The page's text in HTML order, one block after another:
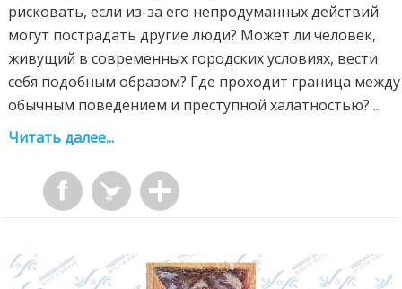
рисковать, если из-за его непродуманных действий
могут пострадать другие люди? Может ли человек,
живущий в современных городских условиях, вести
себя подобным образом? Где проходит граница между
обычным поведением и преступной халатностью? ...
Читать далее...